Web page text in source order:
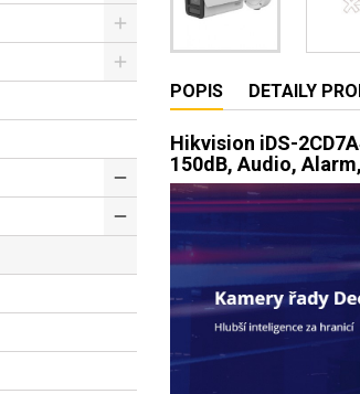
POPIS DETAILY
Hikvision iDS-
150dB, Audio,